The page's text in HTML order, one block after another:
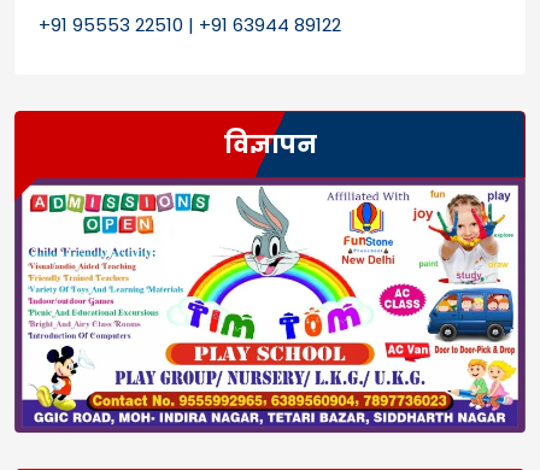
+91 95553 22510 | +91 63944 89122
विज्ञापन